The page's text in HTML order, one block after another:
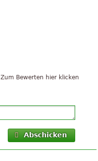
Zum Bewerten hier klicken
Abschicken